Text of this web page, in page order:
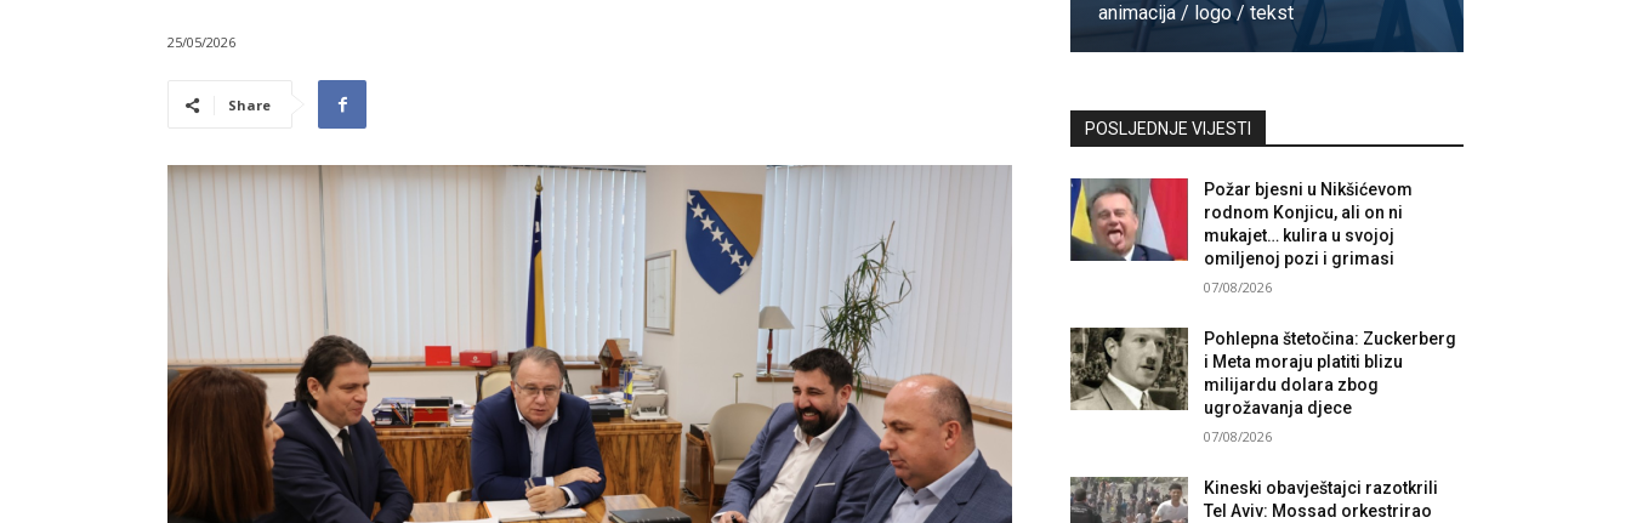
25/05/2026
Share
animacija / logo / tekst
POSLJEDNJE VIJESTI
Požar bjesni u Nikšićevom
rodnom Konjicu, ali on ni
mukajet… kulira u svojoj
omiljenoj pozi i grimasi
07/08/2026
Pohlepna štetočina: Zuckerberg
i Meta moraju platiti blizu
milijardu dolara zbog
ugrožavanja djece
07/08/2026
Kineski obavještajci razotkrili
Tel Aviv: Mossad orkestrirao